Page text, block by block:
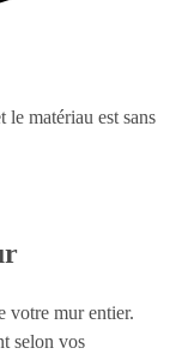
matériau est sans
votre mur entier.
selon vos